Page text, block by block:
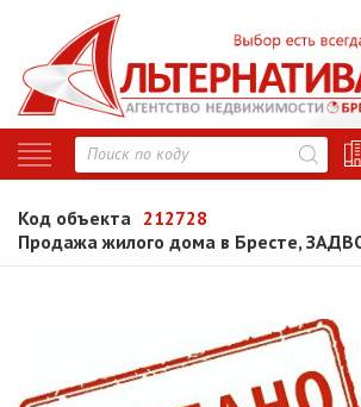
Код объекта 212728
Продажа жилого дома в Бресте,